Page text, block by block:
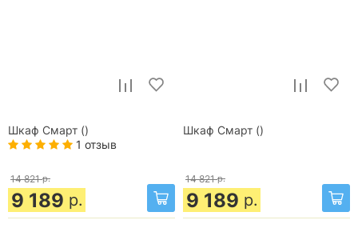
Шкаф Смарт ()
1 отзыв
14 821 р.
9 189 р.
Шкаф Смарт ()
14 821 р.
9 189 р.